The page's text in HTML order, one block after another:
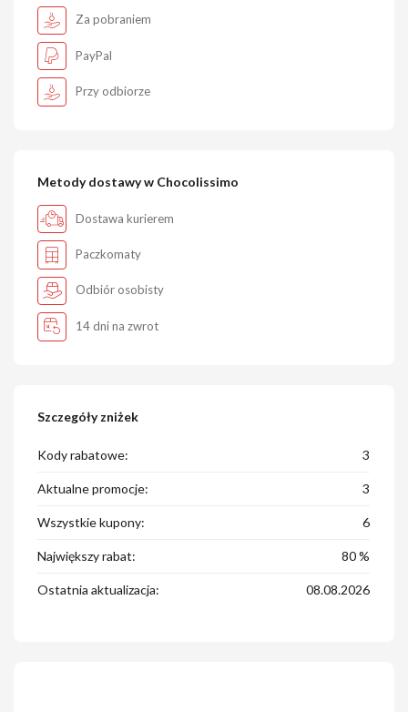
Za pobraniem
PayPal
Przy odbiorze
Metody dostawy w Chocolissimo
Dostawa kurierem
Paczkomaty
Odbiór osobisty
14 dni na zwrot
Szczegóły zniżek
Kody rabatowe: 3
Aktualne promocje: 3
Wszystkie kupony: 6
Największy rabat: 80 %
Ostatnia aktualizacja: 08.08.2026